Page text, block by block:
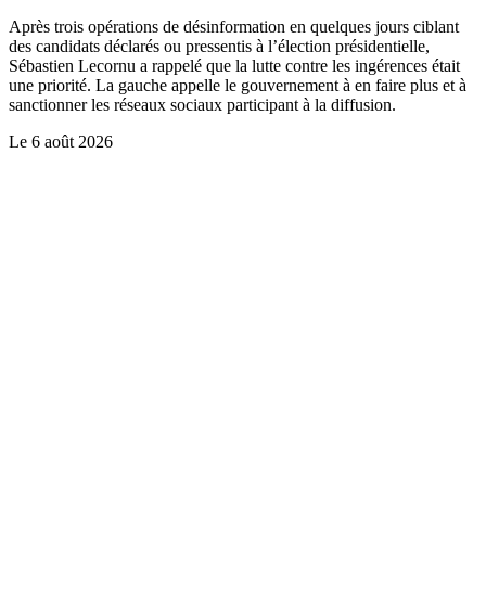
Après trois opérations de désinformation en quelques jours ciblant
des candidats déclarés ou pressentis à l’élection présidentielle,
Sébastien Lecornu a rappelé que la lutte contre les ingérences était
une priorité. La gauche appelle le gouvernement à en faire plus et à
sanctionner les réseaux sociaux participant à la diffusion.
Le 6 août 2026